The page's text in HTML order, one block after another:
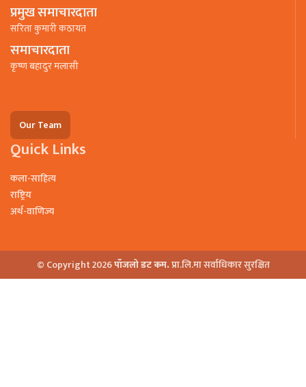
प्रमुख समाचारदाता
सरिता कुमारी कठायत
समाचारदाता
कृष्ण बहादुर मलासी
Our Team
Quick Links
कला-साहित्य
राष्ट्रिय
अर्थ-वाणिज्य
© Copyright 2026पाँजलो डट कम.प्रा.लि.मा सर्वाधिकार सुरक्षित